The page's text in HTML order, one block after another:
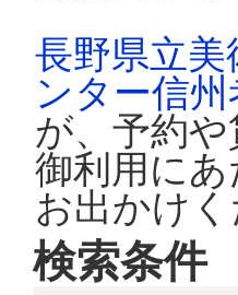
長野県立
ンター信
が、予約
御利用に
お出かけく
検索条件